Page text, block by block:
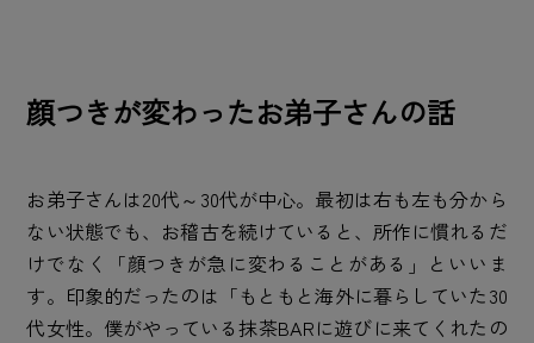
顔つきが変わったお弟子さんの話
お弟子さんは20代～30代が中心。最初は右も左も分から
ない状態でも、お稽古を続けていると、所作に慣れるだ
けでなく「顔つきが急に変わることがある」といいま
す。印象的だったのは「もともと海外に暮らしていた30
代女性。僕がやっている抹茶BARに遊びに来てくれたの